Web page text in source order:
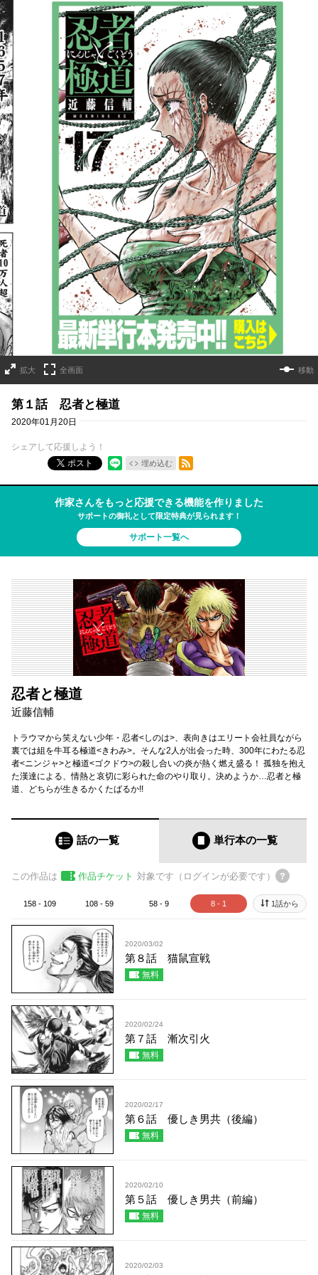
詳細ページへのリンク
拡大 全画面 移動
第１話 忍者と極道
2020年01月20日
シェアして応援しよう！
ポスト
埋め込む
RSSフィード
作家さんをもっと応援できる機能を作りました
サポートの御礼として限定特典が見られます！
サポート一覧へ
忍者と極道
近藤信輔
トラウマから笑えない少年・忍者<しのは>、表向きはエリート会社員ながら
裏では組を牛耳る極道<きわみ>。そんな2人が出会った時、300年にわたる忍
者<ニンジャ>と極道<ゴクドウ>の殺し合いの炎が熱く燃え盛る！ 孤独を抱え
た漢達による、情熱と哀切に彩られた命のやり取り。決めようか…忍者と極
道、どちらが生きるかくたばるか!!
話の一覧 単行本の一覧
この作品は 作品チケット 対象です（ログインが必要です）
158 - 109 108 - 59 58 - 9 8 - 1 1話から
2020/03/02
第８話 猫鼠宣戦
無料
2020/02/24
第７話 漸次引火
無料
2020/02/17
第６話 優しき男共（後編）
無料
2020/02/10
第５話 優しき男共（前編）
無料
2020/02/03